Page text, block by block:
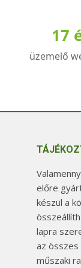
a
17
üzemelő
előre
készül a
lapra
az összes
műszaki